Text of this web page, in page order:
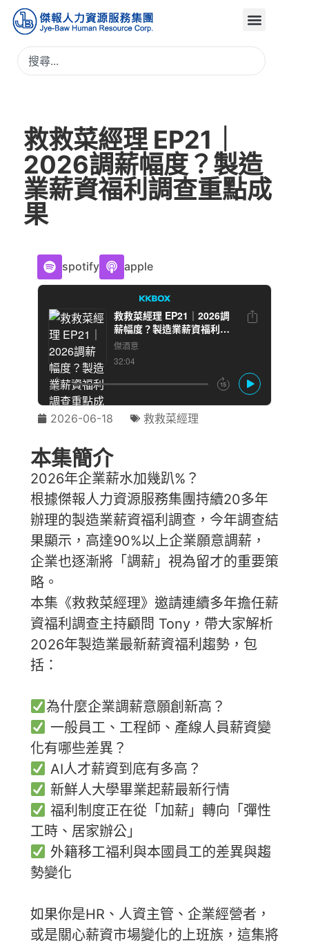
救救菜經理 EP21｜
2026調薪幅度？製造
業薪資福利調查重點成
果
spotify apple
2026-06-18 救救菜經理
本集簡介
2026年企業薪水加幾趴%？
根據傑報人力資源服務集團持續20多年
辦理的製造業薪資福利調查，今年調查結
果顯示，高達90%以上企業願意調薪，
企業也逐漸將「調薪」視為留才的重要策
略。
本集《救救菜經理》邀請連續多年擔任薪
資福利調查主持顧問 Tony，帶大家解析
2026年製造業最新薪資福利趨勢，包
括：
為什麼企業調薪意願創新高？
一般員工、工程師、產線人員薪資變
化有哪些差異？
AI人才薪資到底有多高？
新鮮人大學畢業起薪最新行情
福利制度正在從「加薪」轉向「彈性
工時、居家辦公」
外籍移工福利與本國員工的差異與趨
勢變化
如果你是HR、人資主管、企業經營者，
或是關心薪資市場變化的上班族，這集將